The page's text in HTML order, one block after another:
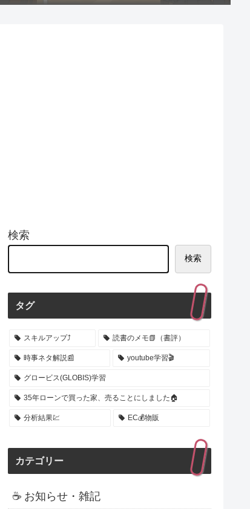
検索
検索
タグ
スキルアップ⤴️ 読書のメモ📗（書評）
時事ネタ解説📰 youtube学習🎬
グロービス(GLOBIS)学習
35年ローンで買った家、売ることにしました🏠
分析結果💹 EC💰️物販
カテゴリー
☕ お知らせ・雑記